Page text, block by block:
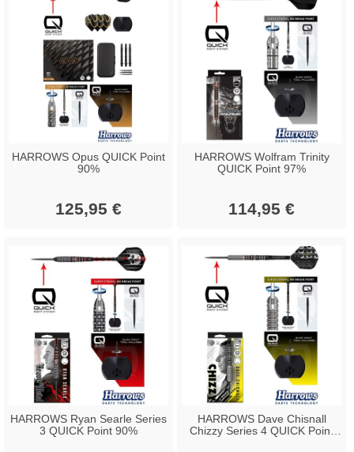
HARROWS Opus QUICK Point
90%
125,95 €
HARROWS Wolfram Trinity
QUICK Point 97%
114,95 €
HARROWS Ryan Searle Series
3 QUICK Point 90%
HARROWS Dave Chisnall
Chizzy Series 4 QUICK Point